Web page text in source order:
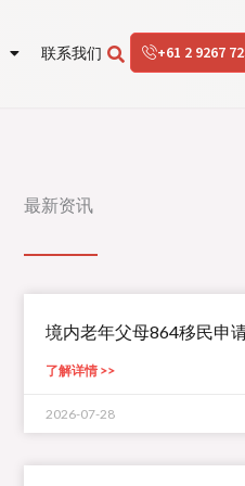
联系我们 +61 2 9267
最新资讯
境内老年父母864移民申
了解详情 >>
2026-07-28